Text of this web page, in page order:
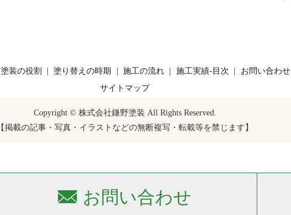
お問い合わせ
塗装の役割 塗り替えの時期 施工の流れ 施工実績-目次 お問い合わせ
サイトマップ
Copyright © 株式会社鎌野塗装 All Rights Reserved.
【掲載の記事・写真・イラストなどの無断複写・転載等を禁じます】